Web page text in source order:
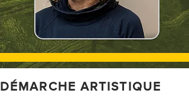
DÉMARCHE ARTISTIQUE